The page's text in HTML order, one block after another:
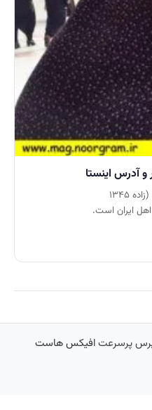
و آدرس اینستا
بیوگرافی رابعه اسکویی رابعه اسکویی (زاده ۱۳۴۵
ایران است.
پرسرعتافیکس هاست